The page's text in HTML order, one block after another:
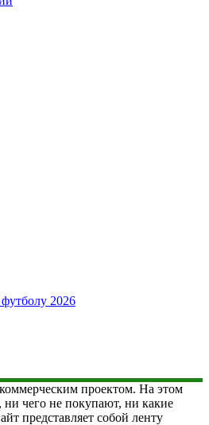
2026
проектом. На этом
ни чего не покупают, ни какие
представляет собой ленту